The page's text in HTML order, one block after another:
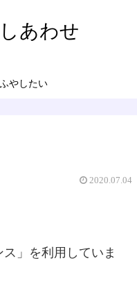
あわせ
やしたい
2020.07.04
」を利用していま